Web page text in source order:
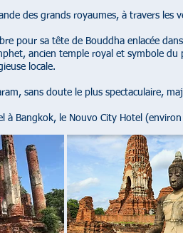
des grands royaumes, à travers les
pour sa tête de Bouddha enlacée
ancien temple royal et symbole
locale.
sans doute le plus spectaculaire,
à Bangkok, le Nouvo City Hotel